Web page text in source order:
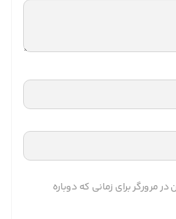
مرورگر برای زمانی که دوباره